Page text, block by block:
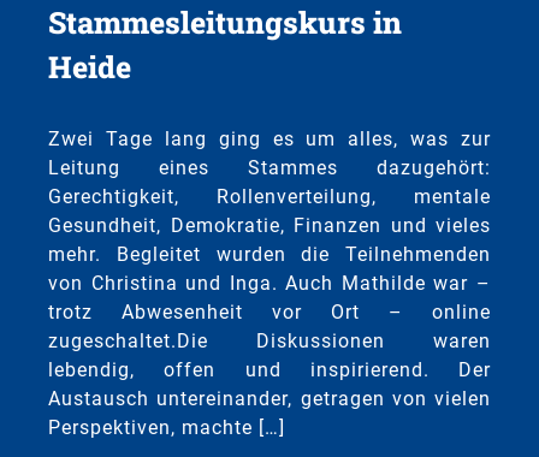
Stammesleitungskurs in
Heide
Zwei Tage lang ging es um alles, was zur
Leitung eines Stammes dazugehört:
Gerechtigkeit, Rollenverteilung, mentale
Gesundheit, Demokratie, Finanzen und vieles
mehr. Begleitet wurden die Teilnehmenden
von Christina und Inga. Auch Mathilde war –
trotz Abwesenheit vor Ort – online
zugeschaltet.Die Diskussionen waren
lebendig, offen und inspirierend. Der
Austausch untereinander, getragen von vielen
Perspektiven, machte […]